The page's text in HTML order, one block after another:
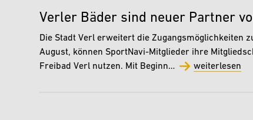
Verler Bäder sind neuer Partner
Die Stadt Verl erweitert die Zugangsmöglichkeiten
August, können SportNavi-Mitglieder ihre
Freibad Verl nutzen. Mit Beginn…
weiterlesen